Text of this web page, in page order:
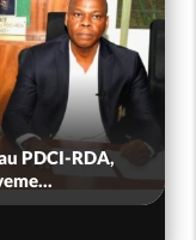
PDCI-RDA,